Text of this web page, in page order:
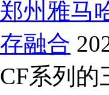
郑州雅马
存融合
CF系列的